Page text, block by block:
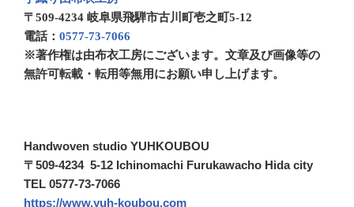
〒509-4234 岐阜県飛騨市古川町壱之町5-12
電話： 0577-73-7066
※著作権は由布衣工房にございます。文章及び画像等の
無許可転載・転用等無用にお願い申し上げます。
Handwoven studio YUHKOUBOU
〒509-4234 5-12 Ichinomachi Furukawacho Hida city
TEL 0577-73-7066
https://www.yuh-koubou.com